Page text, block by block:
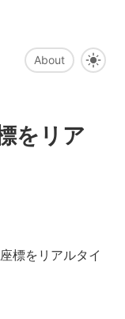
About
をリア
標をリアルタイ